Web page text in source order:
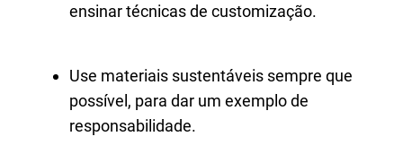
ensinar técnicas de customização.
Use materiais sustentáveis sempre que
possível, para dar um exemplo de
responsabilidade.